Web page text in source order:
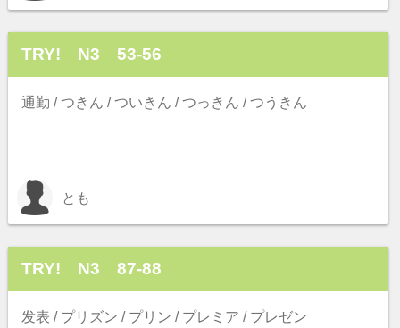
TRY! N3 53-56
通勤 / つきん / ついきん / つっきん / つうきん
とも
TRY! N3 87-88
发表 / プリズン / プリン / プレミア / プレゼン